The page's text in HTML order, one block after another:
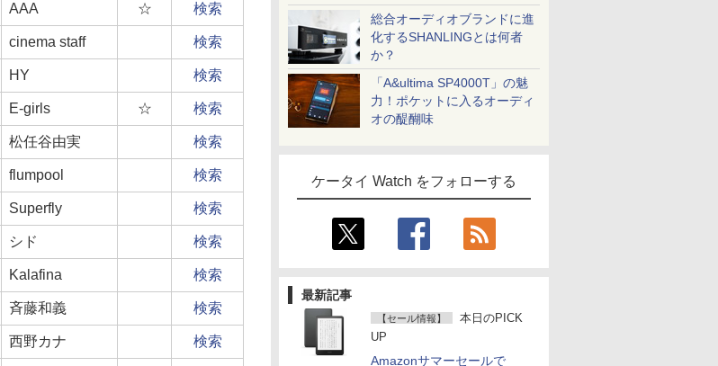
総合オーディオブランドに進
化するSHANLINGとは何者
か？
「A&ultima SP4000T」の魅
力！ポケットに入るオーディ
オの醍醐味
ケータイ Watch をフォローする
最新記事
【セール情報】
本日のPICK
UP
Amazonサマーセールで
AAA ☆ 検索
cinema staff 検索
HY 検索
E-girls ☆ 検索
松任谷由実 検索
flumpool 検索
Superfly 検索
シド 検索
Kalafina 検索
斉藤和義 検索
西野カナ 検索